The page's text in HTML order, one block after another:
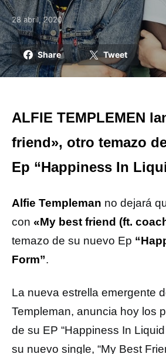
Posted on
28 abril, 2020
Share Tweet
ALFIE TEMPLEMEN
friend», otro temazo
Ep “Happiness In
Alfie Templeman no dejará
con «My best friend (ft.
temazo de su nuevo Ep
Form”.
La nueva estrella emergente
Templeman, anuncia hoy los
de su EP “Happiness In
su nuevo single, “My Best